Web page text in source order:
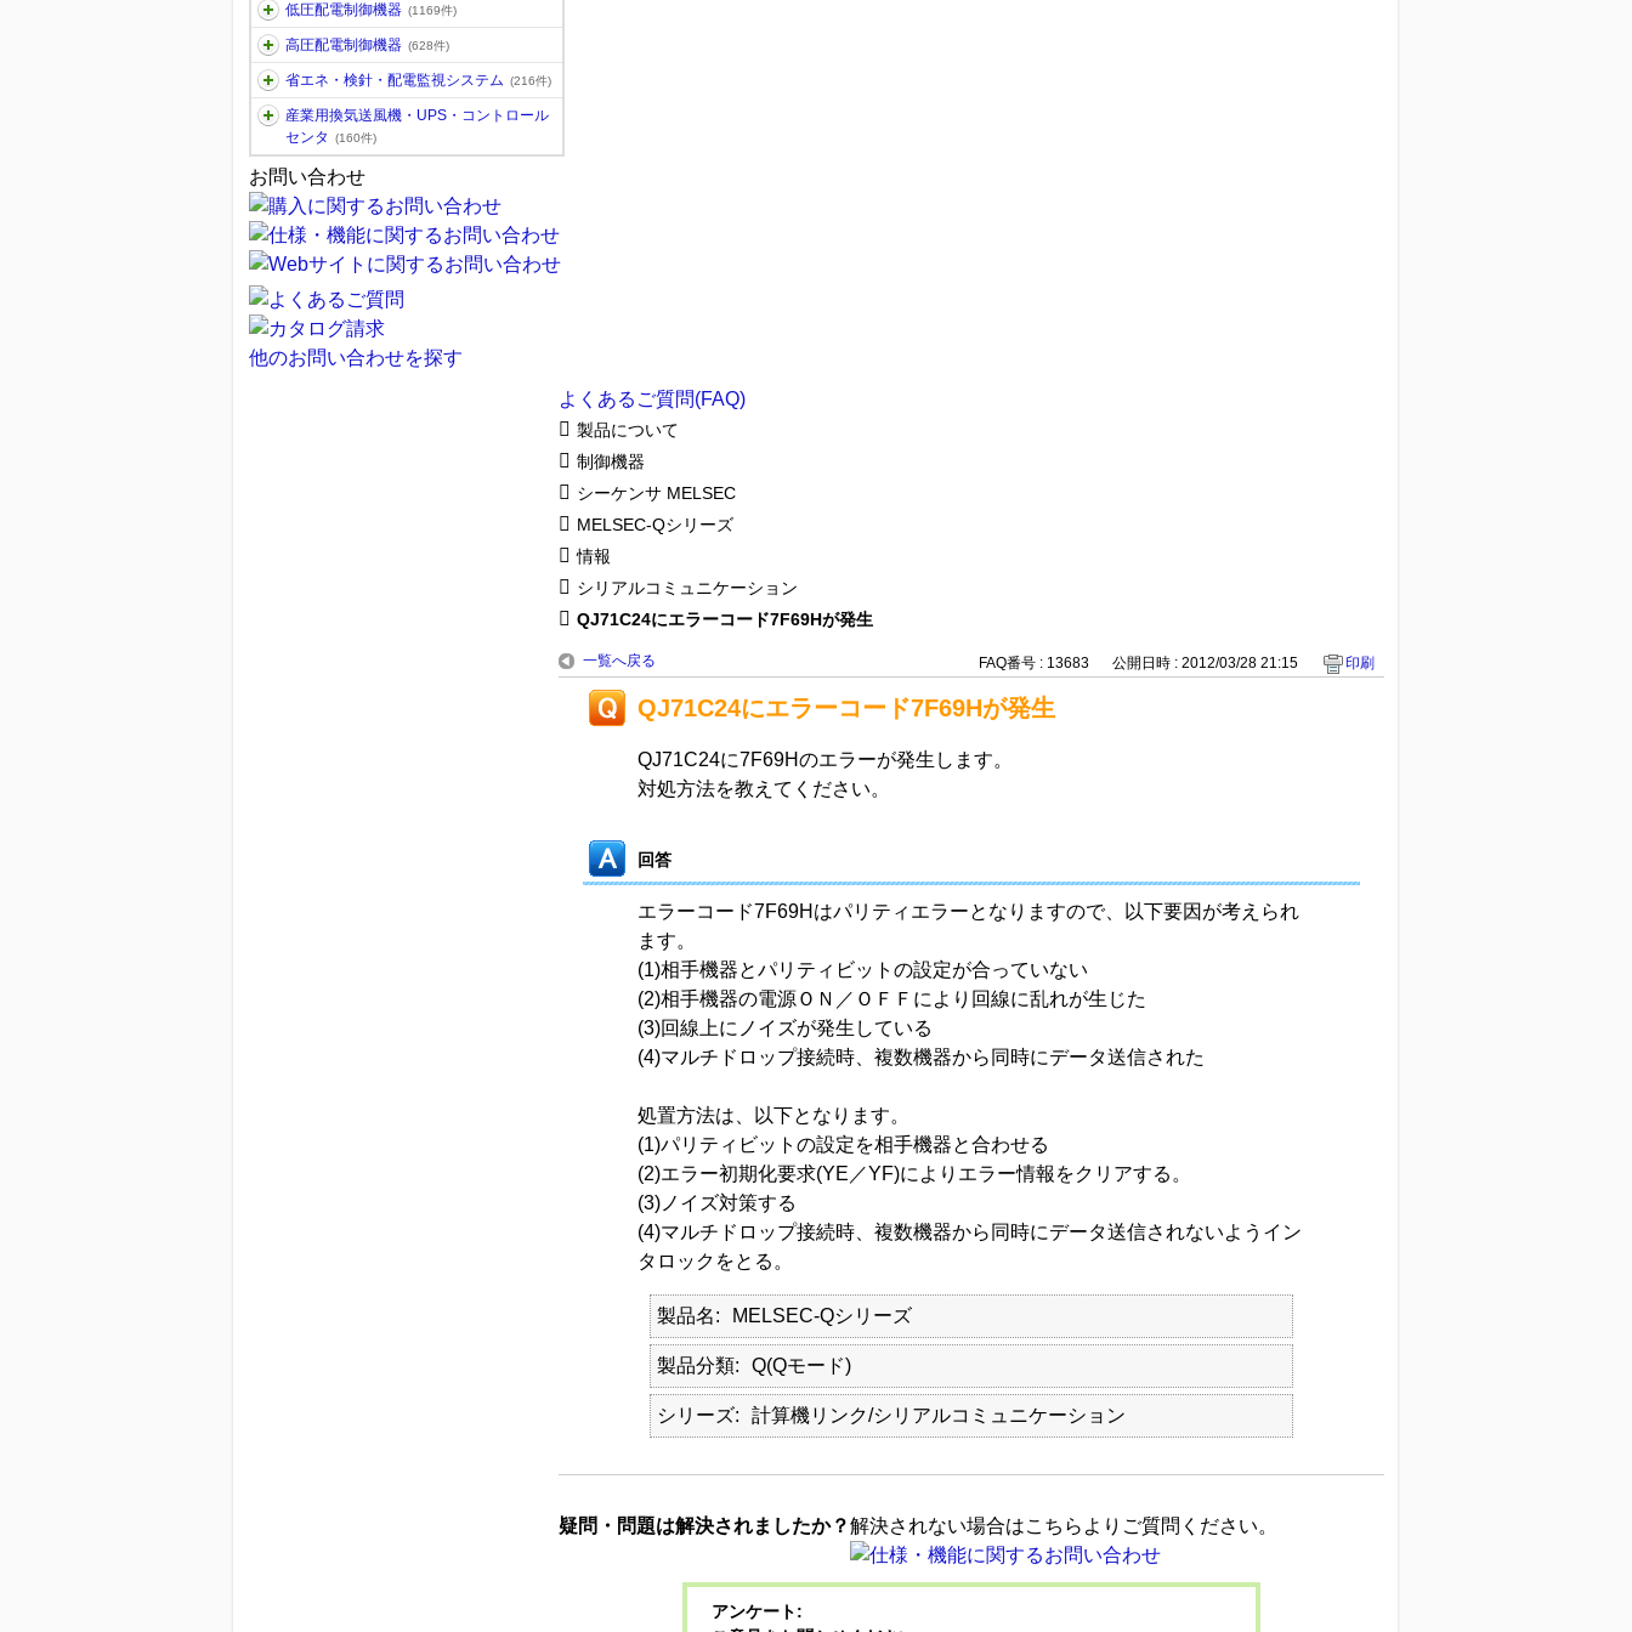
低圧配電制御機器 (1169件)
高圧配電制御機器 (628件)
省エネ・検針・配電監視システム (216件)
産業用換気送風機・UPS・コントロール
センタ
(160件)
お問い合わせ
他のお問い合わせを探す
よくあるご質問(FAQ)
製品について
制御機器
シーケンサ MELSEC
MELSEC-Qシリーズ
情報
シリアルコミュニケーション
QJ71C24にエラーコード7F69Hが発生
一覧へ戻る FAQ番号 : 13683 公開日時 : 2012/03/28 21:15 印刷
QJ71C24にエラーコード7F69Hが発生
QJ71C24に7F69Hのエラーが発生します。
対処方法を教えてください。
回答
エラーコード7F69Hはパリティエラーとなりますので、以下要因が考えられ
ます。
(1)相手機器とパリティビットの設定が合っていない
(2)相手機器の電源ＯＮ／ＯＦＦにより回線に乱れが生じた
(3)回線上にノイズが発生している
(4)マルチドロップ接続時、複数機器から同時にデータ送信された
処置方法は、以下となります。
(1)パリティビットの設定を相手機器と合わせる
(2)エラー初期化要求(YE／YF)によりエラー情報をクリアする。
(3)ノイズ対策する
(4)マルチドロップ接続時、複数機器から同時にデータ送信されないようイン
タロックをとる。
製品名 MELSEC-Qシリーズ
製品分類 Q(Qモード)
シリーズ 計算機リンク/シリアルコミュニケーション
疑問・問題は解決されましたか？解決されない場合はこちらよりご質問ください。
アンケート: